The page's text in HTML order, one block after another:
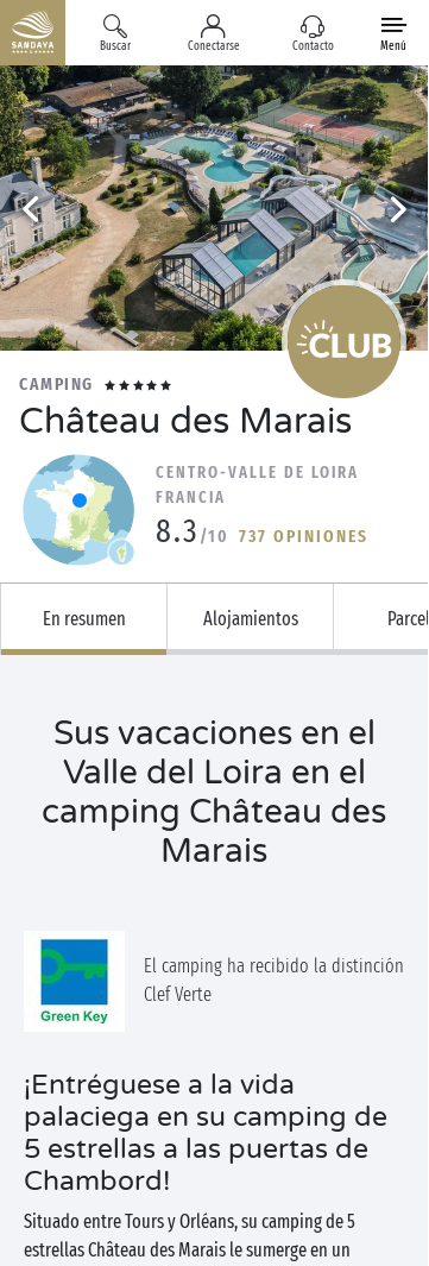
Buscar Conectarse Contacto Menú
CAMPING
Château des Marais
CENTRO-VALLE DE LOIRA
FRANCIA
8.3 /10 737 OPINIONES
En resumen Alojamientos
Sus vacaciones en el
Valle del Loira en el
camping Château des
Marais
El camping ha recibido la distinción
Clef Verte
¡Entréguese a la vida
palaciega en su camping de
5 estrellas a las puertas de
Chambord!
Situado entre Tours y Orléans, su camping de 5
estrellas Château des Marais le sumerge en un